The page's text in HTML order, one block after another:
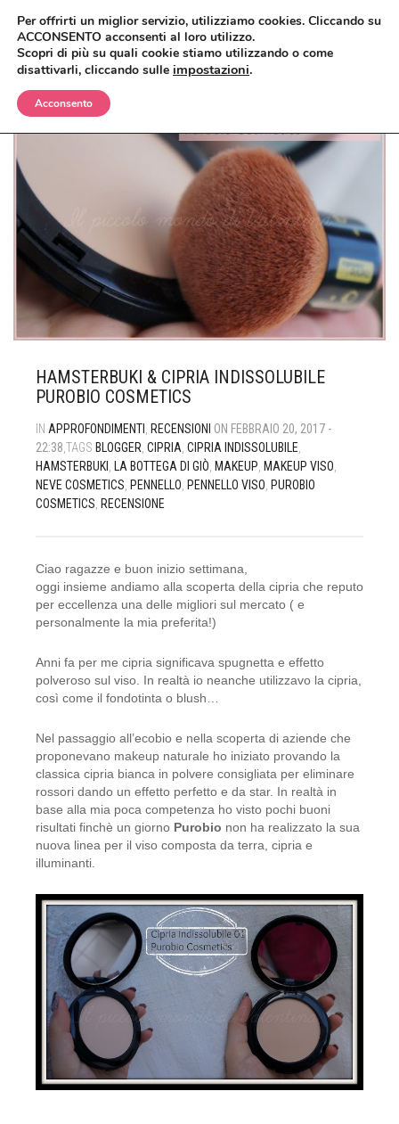
BIMBI
SHAMPO E BAGNETTO
SPAZZOLE E SPUGNE
CORPO
ANTIZANZARE
BAGNO E DOCCIA
CREME, LOZIONI E GEL
DEODORANTI
INTIMO
OLII E BURRI
OLII ESSENZIALI
PROFUMI E AROMATERAPIA
SAPONI
SCRUB
SOLARI
SPUGNE
TRATTAMENTI SPECIFICI
VISO
ANTIETÀ
DETERGENTI, TONICI E MASCHERE
CREME E SIERI
IGIENE ORALE
OCCHI
OLII
ACCESSORI
MAKEUP
CIPRIE, BLUSH, BRONZER
CORRETTORI
FONDOTINTA
MATITE OCCHI, EYELINER E MASCARA
OMBRETTI
CAPELLI
BALSAMI
ERBE COSMETICHE
MASCHERE E GEL
SHAMPOO
STYLING
TRATTAMENTI COLORANTI
UOMO
DOCCIA E SHAMPO
VISO E CORPO
CASA
CANDELE
DETERGENTI ECOLOGICI DOMESTICI
DETERGENTI ECOLOGICI PER STOVIGLIE
PROFUMATORI PER AMBIENTI
ALIA SKIN CARE
ALKEMILLA BIO COSMETIC
ANTOS
BENECOS
BIOEARTH
BIOETCAROUBE
BIOFFICINA TOSCANA
BJOBJ
CASA MORANA
DOMUS OLEA TOSCANA
FABY
FIOR DI LUNA
FITOCOSE
FLORA
GLI AROMI
IDEE REGALO
OUTLET
SHAMPOO
SIERI
CART
HAMSTERBUKI & CIPRIA INDISSOLUBILE
PUROBIO COSMETICS
IN APPROFONDIMENTI RECENSIONI ON FEBBRAIO 20, 2017 -
22:38 ,TAGS BLOGGER CIPRIA CIPRIA INDISSOLUBILE
HAMSTERBUKI
LA BOTTEGA DI GIÒ MAKEUP MAKEUP VISO
NEVE COSMETICS PENNELLO PENNELLO VISO PUROBIO
COSMETICS RECENSIONE
Ciao ragazze e buon inizio settimana,
oggi insieme andiamo alla scoperta della cipria che reputo
per eccellenza una delle migliori sul mercato ( e
personalmente la mia preferita!)
Anni fa per me cipria significava spugnetta e effetto
polveroso sul viso. In realtà io neanche utilizzavo la cipria,
così come il fondotinta o blush…
Nel passaggio all’ecobio e nella scoperta di aziende che
proponevano makeup naturale ho iniziato provando la
classica cipria bianca in polvere consigliata per eliminare
rossori dando un effetto perfetto e da star. In realtà in
base alla mia poca competenza ho visto pochi buoni
risultati finchè un giorno Purobio non ha realizzato la sua
nuova linea per il viso composta da terra, cipria e
illuminanti.
Per offrirti un miglior servizio, utilizziamo cookies. Cliccando su
ACCONSENTO acconsenti al loro utilizzo.
Scopri di più su quali cookie stiamo utilizzando o come
disattivarli, cliccando sulle impostazioni.
Acconsento